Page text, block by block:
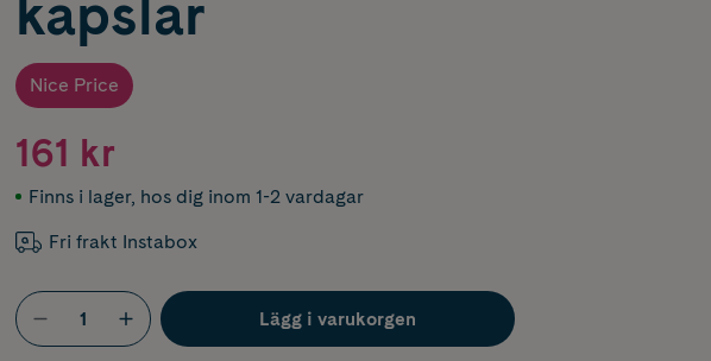
kapslar
Nice Price
161 kr
Finns i lager, hos dig inom 1-2 vardagar
Fri frakt Instabox
Lägg i varukorgen